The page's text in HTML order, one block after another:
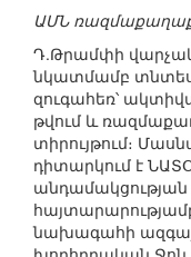
ԱՄՆ
Դ.Թրամփի
նկատմամբ
զուգահեռ՝
թվում և
տիրույթում։
դիտարկում է
նախագահի